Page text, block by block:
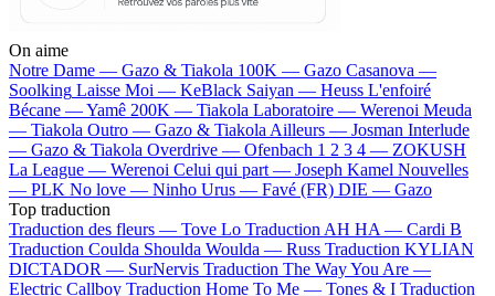
On aime
Notre Dame — Gazo & Tiakola 100K — Gazo Casanova —
Soolking Laisse Moi — KeBlack Saiyan — Heuss L'enfoiré
Bécane —Yamê 200K — Tiakola Laboratoire — Werenoi Meuda
— Tiakola Outro — Gazo & Tiakola Ailleurs — Josman Interlude
— Gazo & Tiakola Overdrive — Ofenbach 1 2 3 4 — ZOKUSH
La League — Werenoi Celui qui part — Joseph Kamel Nouvelles
— PLK No love — Ninho Urus — Favé (FR) DIE — Gazo
Top traduction
Traduction des fleurs — Tove Lo Traduction AH HA — Cardi B
Traduction Coulda Shoulda Woulda — Russ Traduction KYLIAN
DICTADOR — SurNervis Traduction The Way You Are —
Electric Callboy Traduction Home To Me — Tones & I Traduction